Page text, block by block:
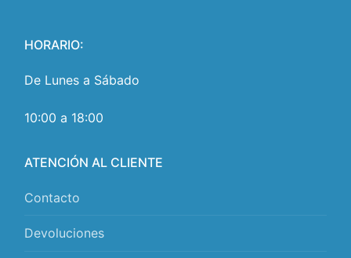
HORARIO:
De Lunes a Sábado
10:00 a 18:00
ATENCIÓN AL CLIENTE
Contacto
Devoluciones